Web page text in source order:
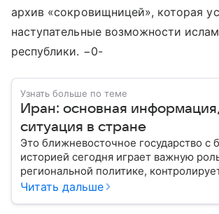
архив «сокровищницей», которая
наступательные возможности
республики. −0-
Узнать больше по теме
Иран: основная
ситуация в стране
Это ближневосточное государство с
историей сегодня играет важную
региональной политике,
Персидскому заливу и Ормузскому
Читать дальше